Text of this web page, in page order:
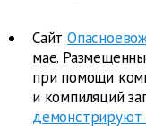
Сайт
мае.
при помощи
и компиляций
демонстрируют